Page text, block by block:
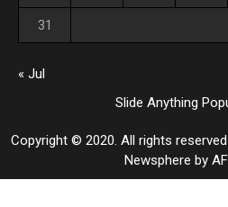
31
« Jul
Slide Anything
Copyright © 2020. All rights
Newsphere by